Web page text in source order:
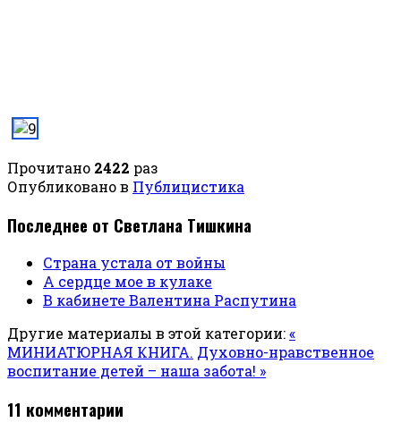
Прочитано 2422 раз
Опубликовано в Публицистика
Последнее от Светлана Тишкина
Страна устала от войны
А сердце мое в кулаке
В кабинете Валентина Распутина
Другие материалы в этой категории:«
МИНИАТЮРНАЯ КНИГА. Духовно-нравственное
воспитание детей – наша забота! »
11 комментарии